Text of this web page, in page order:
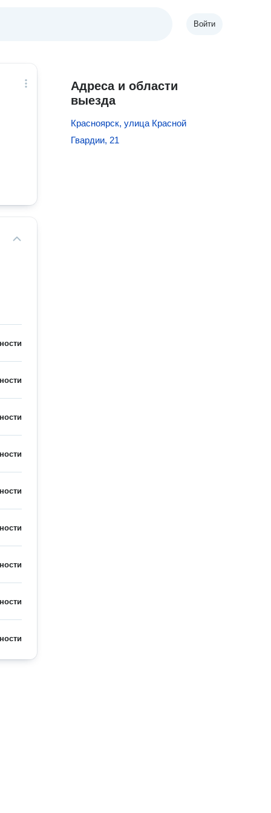
Войти
Адреса и области
выезда
Красноярск, улица Красной
Гвардии, 21